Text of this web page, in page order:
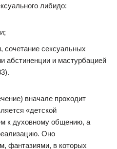
либидо:
сочетание сексуальных
абстиненции и мастурбацией
вначале проходит
«детской
к духовному общению, а
Оно
фантазиями, в которых